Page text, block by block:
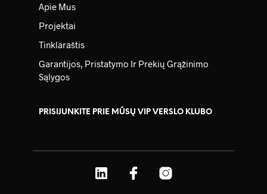
Apie Mus
Projektai
Tinklaraštis
Garantijos, Pristatymo Ir Prekių Grąžinimo
Sąlygos
PRISIJUNKITE PRIE MŪSŲ VIP VERSLO KLUBO